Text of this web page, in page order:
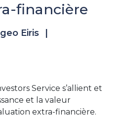
financière
Eiris
Service s’allient et
et la valeur
extra-financière.